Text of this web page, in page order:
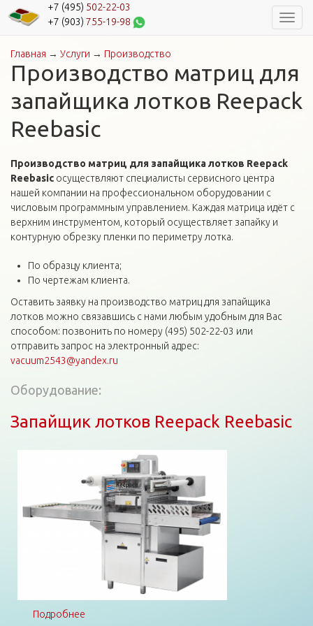
+7 (495) 502-22-03
+7 (903) 755-19-98
Вы здесь
Главная → Услуги → Производство
Производство матриц для
запайщика лотков Reepack
Reebasic
Производство матриц для запайщика лотков Reepack
Reebasic осуществляют специалисты сервисного центра
нашей компании на профессиональном оборудовании с
числовым программным управлением. Каждая матрица идёт с
верхним инструментом, который осуществляет запайку и
контурную обрезку пленки по периметру лотка.
По образцу клиента;
По чертежам клиента.
Оставить заявку на производство матриц для запайщика
лотков можно связавшись с нами любым удобным для Вас
способом: позвонить по номеру (495) 502-22-03 или
отправить запрос на электронный адрес:
vacuum2543@yandex.ru
Оборудование:
Запайщик лотков Reepack Reebasic
Подробнее